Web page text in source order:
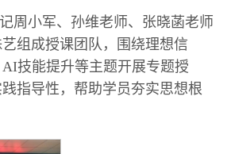
周小军、孙维老师、张晓菡老师
组成授课团队，围绕理想信
技能提升等主题开展专题授
指导性，帮助学员夯实思想根